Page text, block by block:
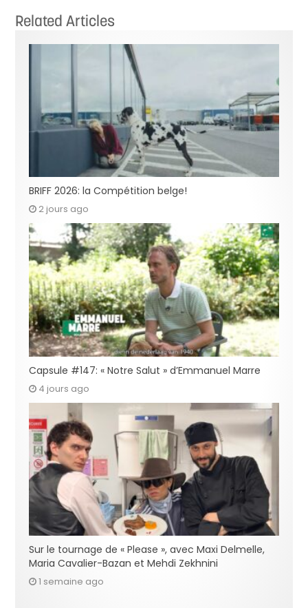
Related Articles
BRIFF 2026: la Compétition belge!
2 jours ago
Capsule #147: « Notre Salut » d’Emmanuel Marre
4 jours ago
Sur le tournage de « Please », avec Maxi Delmelle,
Maria Cavalier-Bazan et Mehdi Zekhnini
1 semaine ago